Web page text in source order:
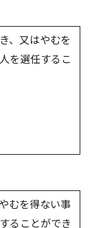
、又はやむを
を選任するこ
むを得ない事
ることができ